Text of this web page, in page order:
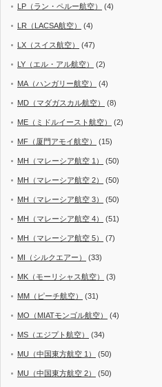
LP（ラン・ペルー航空） (4)
LR（LACSA航空） (4)
LX（スイス航空） (47)
LY（エル・アル航空） (2)
MA（ハンガリー航空） (4)
MD（マダガスカル航空） (8)
ME（ミドルイースト航空） (2)
MF（厦門アモイ航空） (15)
MH（マレーシア航空 1） (50)
MH（マレーシア航空 2） (50)
MH（マレーシア航空 3） (50)
MH（マレーシア航空 4） (51)
MH（マレーシア航空 5） (7)
MI（シルクエアー） (33)
MK（モーリシャス航空） (3)
MM（ピーチ航空） (31)
MO（MIATモンゴル航空） (4)
MS（エジプト航空） (34)
MU（中国東方航空 1） (50)
MU（中国東方航空 2） (50)